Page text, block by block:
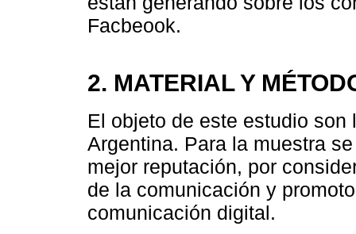
Facbeook.
2. MATERIAL Y
El objeto de este estudio
Argentina. Para la muestra
mejor reputación, por
de la comunicación y
comunicación digital.